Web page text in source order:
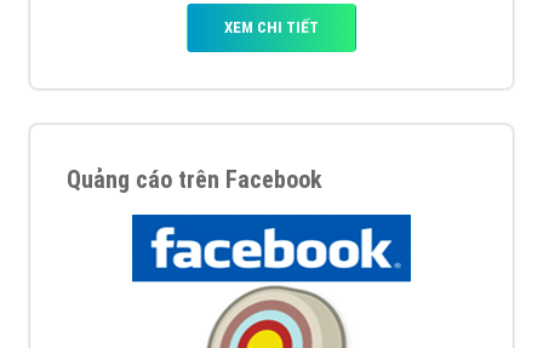
XEM CHI TIẾT
Quảng cáo trên Facebook